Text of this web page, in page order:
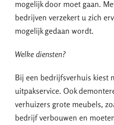
mogelijk door moet gaan.
bedrijven verzekert u zich
mogelijk gedaan wordt.
Welke diensten?
Bij een bedrijfsverhuis kiest
uitpakservice. Ook
verhuizers grote meubels,
bedrijf verbouwen en